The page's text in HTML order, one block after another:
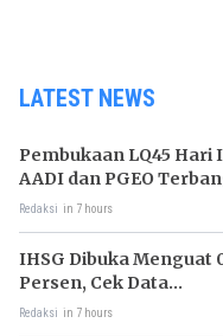
LATEST NEWS
Pembukaan LQ45 Hari
AADI dan PGEO
HRTA Tiarap
Redaksi in 7 hours
IHSG Dibuka Menguat
Persen, Cek Data
Lengkapnya
Redaksi in 7 hours